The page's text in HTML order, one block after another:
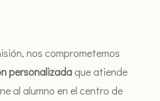
nos comprometemos
personalizadaque atiende
al alumno en el centro de